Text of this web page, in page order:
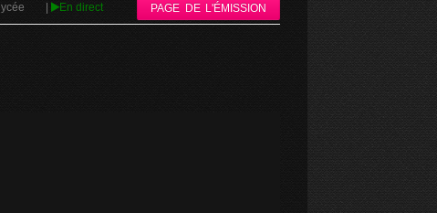
lycée En direct PAGE DE L'ÉMISSION